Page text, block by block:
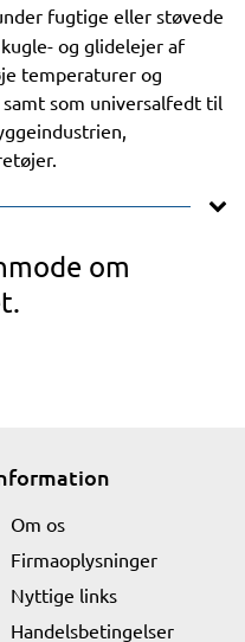
fugtige eller støvede
og glidelejer af
temperaturer og
som universalfedt til
om
Om os
Firmaoplysninger
Nyttige links
Handelsbetingelser